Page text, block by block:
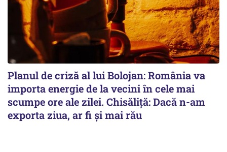
Planul de criză al lui Bolojan: România va
importa energie de la vecini în cele mai
scumpe ore ale zilei. Chisăliță: Dacă n-am
exporta ziua, ar fi și mai rău